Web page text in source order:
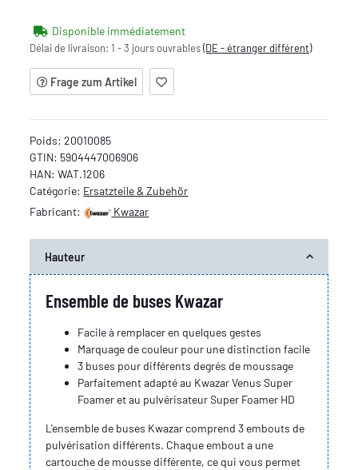
Disponible immédiatement
Délai de livraison:1 - 3 jours ouvrables(DE - étranger différent)
Frage zum Artikel
Poids:20010085
GTIN: 5904447006906
HAN: WAT.1206
Catégorie: Ersatzteile & Zubehör
Fabricant:
Kwazar
Hauteur
Ensemble de buses Kwazar
Facile à remplacer en quelques gestes
Marquage de couleur pour une distinction facile
3 buses pour différents degrés de moussage
Parfaitement adapté au Kwazar Venus Super
Foamer et au pulvérisateur Super Foamer HD
L'ensemble de buses Kwazar comprend 3 embouts de
pulvérisation différents. Chaque embout a une
cartouche de mousse différente, ce qui vous permet